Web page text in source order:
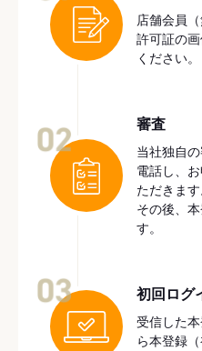
店舗会員
許可証の
ください。
審査
当社独自
電話し、
ただきます
その後、
す。
初回ログ
受信した
ら本登録